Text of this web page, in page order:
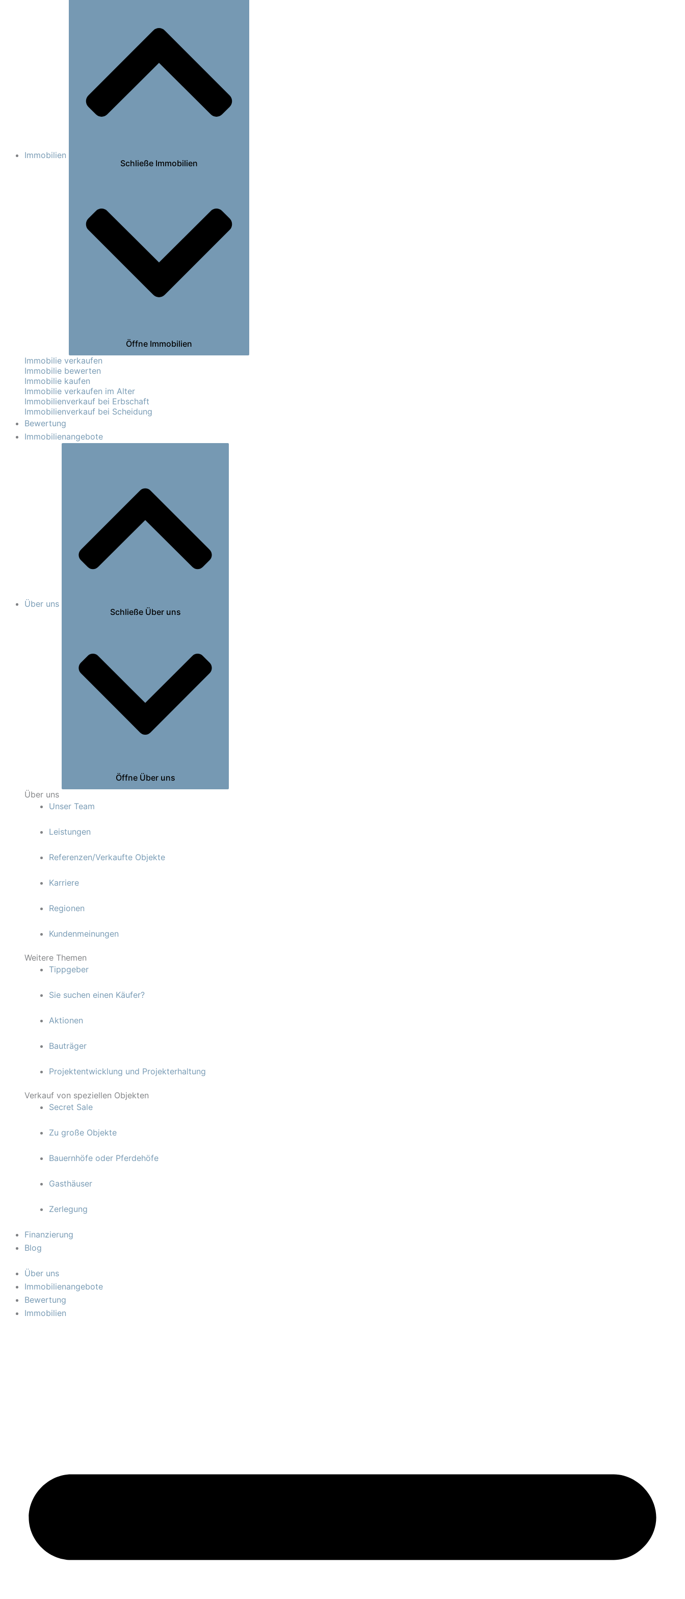
Immobilien
Schließe Immobilien
Öffne Immobilien
Immobilie verkaufen
Immobilie bewerten
Immobilie kaufen
Immobilie verkaufen im Alter
Immobilienverkauf bei Erbschaft
Immobilienverkauf bei Scheidung
Bewertung
Immobilienangebote
Über uns
Schließe Über uns
Öffne Über uns
Über uns
Unser Team
Leistungen
Referenzen/Verkaufte Objekte
Karriere
Regionen
Kundenmeinungen
Weitere Themen
Tippgeber
Sie suchen einen Käufer?
Aktionen
Bauträger
Projektentwicklung und Projekterhaltung
Verkauf von speziellen Objekten
Secret Sale
Zu große Objekte
Bauernhöfe oder Pferdehöfe
Gasthäuser
Zerlegung
Finanzierung
Blog
Über uns
Immobilienangebote
Bewertung
Immobilien